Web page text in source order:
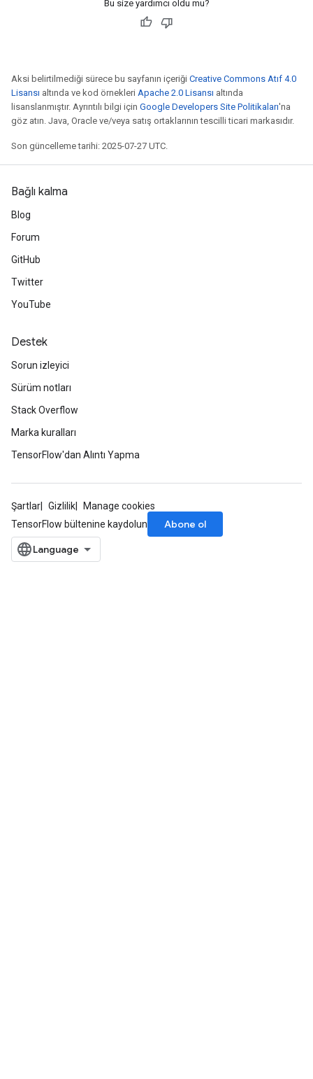
Bu size yardımcı oldu mu?
Aksi belirtilmediği sürece bu sayfanın içeriği Creative Commons Atıf 4.0
Lisansı altında ve kod örnekleri Apache 2.0 Lisansı altında
lisanslanmıştır. Ayrıntılı bilgi için Google Developers Site Politikaları'na
göz atın. Java, Oracle ve/veya satış ortaklarının tescilli ticari markasıdır.
Son güncelleme tarihi: 2025-07-27 UTC.
Bağlı kalma
Blog
Forum
GitHub
Twitter
YouTube
Destek
Sorun izleyici
Sürüm notları
Stack Overflow
Marka kuralları
TensorFlow'dan Alıntı Yapma
Şartlar Gizlilik
Manage cookies
TensorFlow bültenine kaydolun
Abone ol